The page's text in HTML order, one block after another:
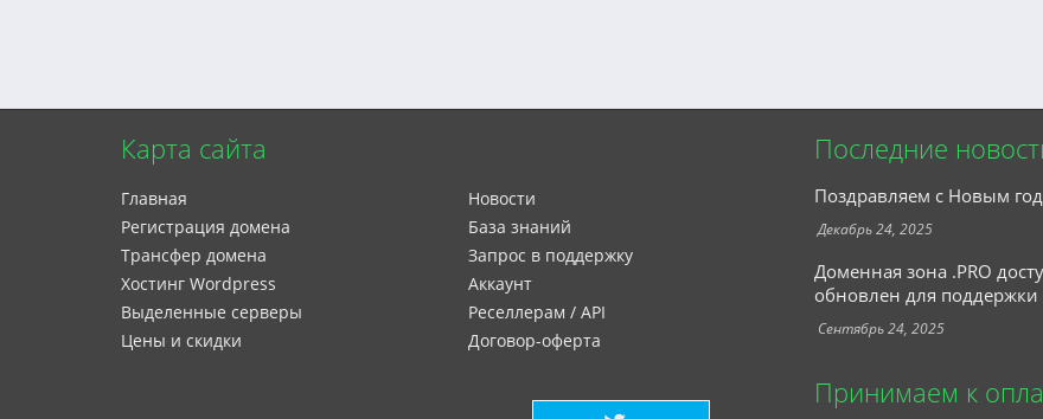
Карта сайта
Главная
Регистрация домена
Трансфер домена
Xостинг Wordpress
Выделенные серверы
Цены и скидки
Новости
База знаний
Запрос в поддержку
Аккаунт
Реселлерам / API
Договор-оферта
Последние
Поздравляем с Новым
Декабрь 24, 2025
Доменная зона .PRO
обновлен для поддержки
Сентябрь 24, 2025
Принимаем к